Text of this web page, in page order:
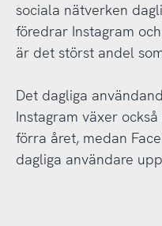
sociala nätverken
föredrar Instagram
är det störst andel
Det dagliga
Instagram växer
förra året, medan
dagliga användare